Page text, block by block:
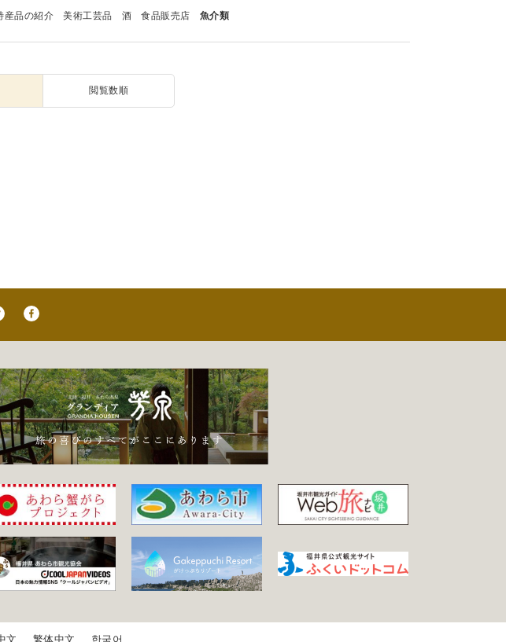
産品の紹介 美術工芸品 酒 食品販売店 魚介類
閲覧数順
文 繁体中文 한국어